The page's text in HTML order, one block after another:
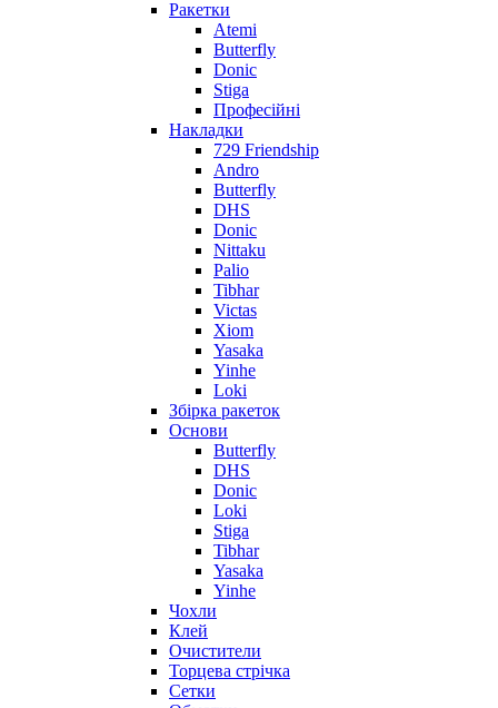
Ракетки
Atemi
Butterfly
Donic
Stiga
Професійні
Накладки
729 Friendship
Andro
Butterfly
DHS
Donic
Nittaku
Palio
Tibhar
Victas
Xiom
Yasaka
Yinhe
Loki
Збірка ракеток
Основи
Butterfly
DHS
Donic
Loki
Stiga
Tibhar
Yasaka
Yinhe
Чохли
Клей
Очистители
Торцева стрічка
Сетки